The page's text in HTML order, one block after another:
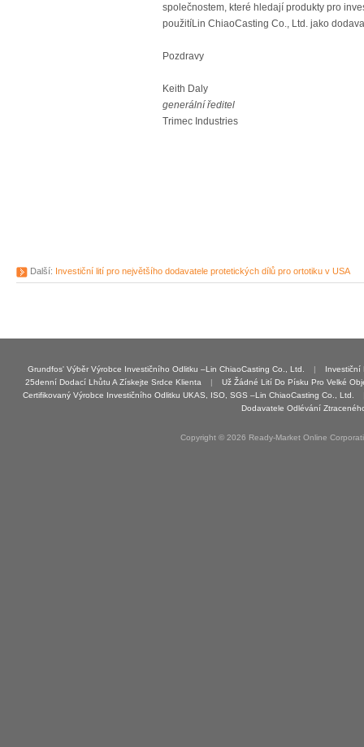
společnostem, které hledají produkty pro
použitíLin ChiaoCasting Co., Ltd. jako
Pozdravy
Keith Daly
generální ředitel
Trimec Industries
Další: Investiční lití pro největšího dodavatele protetických dílů pro ortotiku v USA
Grundfos' Výběr Výrobce Investičního Odlitku –Lin ChiaoCasting Co., Ltd. |
Investiční
25denní Dodací Lhůtu A Získejte Srdce Klienta
|
Už Žádné Lití Do Písku Pro Velké
Certifikovaný Výrobce Investičního Odlitku UKAS, ISO, SGS –Lin ChiaoCasting Co., Ltd.
Dodavatele Odlévání
Copyright © 2026 Ready-Market Online